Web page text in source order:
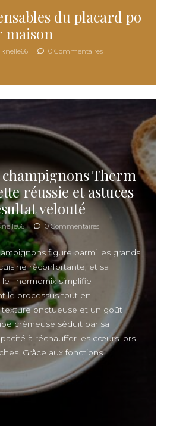
du placard po
knelle66 0 Commentaires
Therm
réussie et astuces
velouté
0 Commentaires
figure parmi les grands
réconfortante, et sa
Thermomix simplifie
le processus tout en
texture onctueuse et un goût
crémeuse séduit par sa
à réchauffer les cœurs lors
Grâce aux fonctions
de champignons Thermomix :